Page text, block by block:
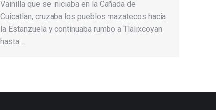
Vainilla que se iniciaba en la Cañada de
Cuicatlan, cruzaba los pueblos mazatecos hacia
la Estanzuela y continuaba rumbo a Tlalixcoyan
hasta…